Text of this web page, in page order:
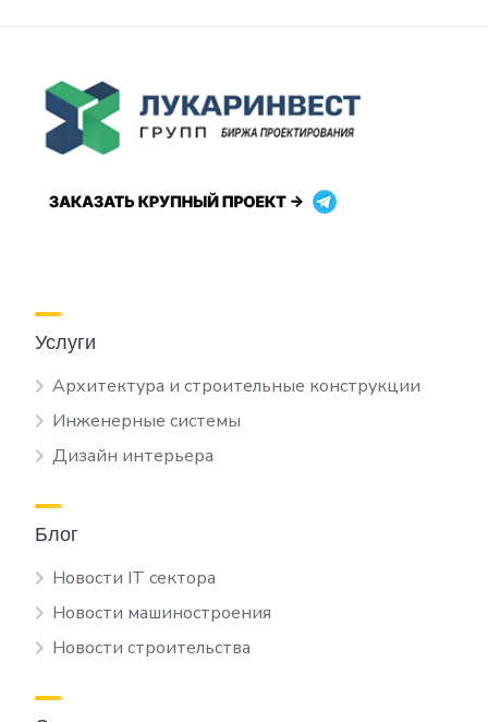
Услуги
Архитектура и строительные конструкции
Инженерные системы
Дизайн интерьера
Блог
Новости IT сектора
Новости машиностроения
Новости строительства